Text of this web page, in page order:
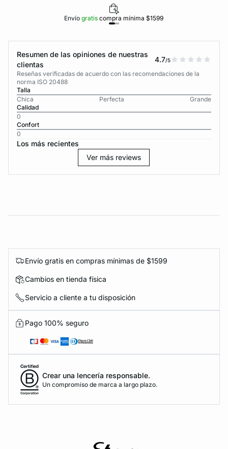
Envíogratiscompra mínima $1599
Resumen de las opiniones de nuestras
clientas
4.7/5
Reseñas verificadas de acuerdo con las recomendaciones de la
norma ISO 20488
Talla
Chica
Perfecta
Grande
Calidad
0
Confort
0
Los más recientes
Ver más reviews
Envío gratis en compras mínimas de $1599
Cambios en tienda física
Servicio a cliente a tu disposición
Pago 100% seguro
Crear una lencería responsable.
Un compromiso de marca a largo plazo.